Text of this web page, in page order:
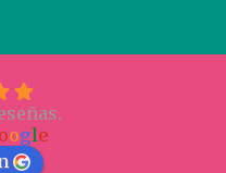
oogle